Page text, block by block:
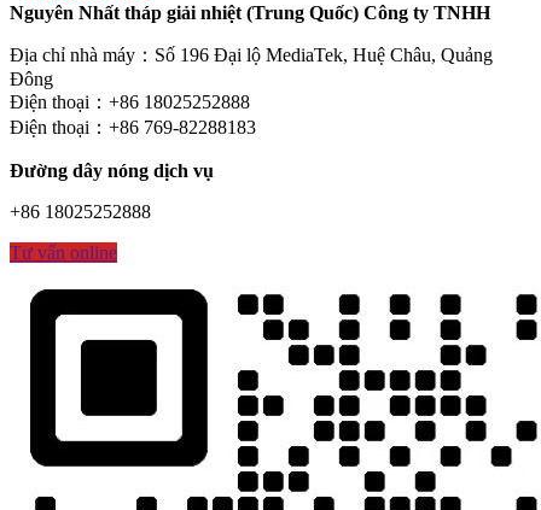
Nguyên Nhất tháp giải nhiệt (Trung Quốc) Công ty TNHH
Địa chỉ nhà máy：Số 196 Đại lộ MediaTek, Huệ Châu, Quảng
Đông
Điện thoại：+86 18025252888
Điện thoại：+86 769-82288183
Đường dây nóng dịch vụ
+86 18025252888
Tư vấn online